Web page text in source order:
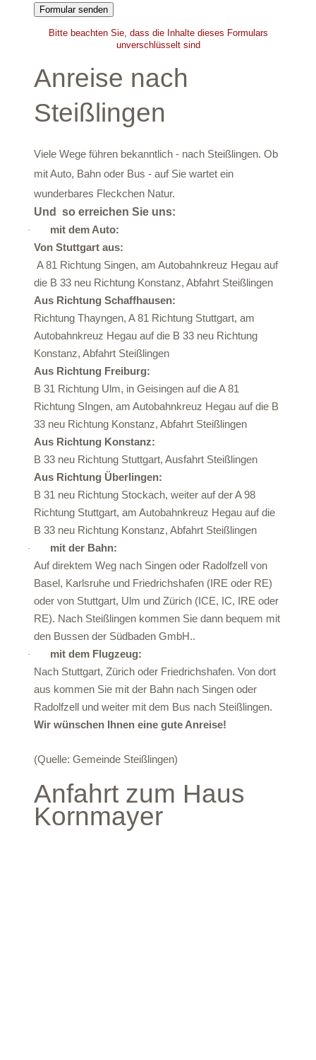
Bitte beachten Sie, dass die Inhalte dieses Formulars
unverschlüsselt sind
Anreise nach
Steißlingen
Viele Wege führen bekanntlich - nach Steißlingen. Ob
mit Auto, Bahn oder Bus - auf Sie wartet ein
wunderbares Fleckchen Natur.
Und so erreichen Sie uns:
·
mit dem Auto:
Von Stuttgart aus:
A 81 Richtung Singen, am Autobahnkreuz Hegau auf
die B 33 neu Richtung Konstanz, Abfahrt Steißlingen
Aus Richtung Schaffhausen:
Richtung Thayngen, A 81 Richtung Stuttgart, am
Autobahnkreuz Hegau auf die B 33 neu Richtung
Konstanz, Abfahrt Steißlingen
Aus Richtung Freiburg:
B 31 Richtung Ulm, in Geisingen auf die A 81
Richtung SIngen, am Autobahnkreuz Hegau auf die B
33 neu Richtung Konstanz, Abfahrt Steißlingen
Aus Richtung Konstanz:
B 33 neu Richtung Stuttgart, Ausfahrt Steißlingen
Aus Richtung Überlingen:
B 31 neu Richtung Stockach, weiter auf der A 98
Richtung Stuttgart, am Autobahnkreuz Hegau auf die
B 33 neu Richtung Konstanz, Abfahrt Steißlingen
·
mit der Bahn:
Auf direktem Weg nach Singen oder Radolfzell von
Basel, Karlsruhe und Friedrichshafen (IRE oder RE)
oder von Stuttgart, Ulm und Zürich (ICE, IC, IRE oder
RE). Nach Steißlingen kommen Sie dann bequem mit
den Bussen der Südbaden GmbH..
·
mit dem Flugzeug:
Nach Stuttgart, Zürich oder Friedrichshafen. Von dort
aus kommen Sie mit der Bahn nach Singen oder
Radolfzell und weiter mit dem Bus nach Steißlingen.
Wir wünschen Ihnen eine gute Anreise!
(Quelle: Gemeinde Steißlingen)
Anfahrt zum Haus
Kornmayer